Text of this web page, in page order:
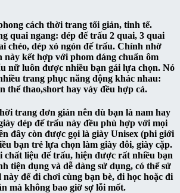
cách thời trang tối giản, tinh tế.
quai ngang: dép đế trấu 2 quai, 3 quai
chéo, dép xỏ ngón đế trấu. Chính nhờ
này kết hợp với phom dáng chuẩn ôm
nữ luôn được nhiều bạn gái lựa chọn. Nó
trang phục năng động khác nhau:
thể thao,short hay váy đều hợp cả.
trang đơn giản nên dù bạn là nam hay
dép đế trấu này đều phù hợp với mọi
đây còn được gọi là giày Unisex (phi giới
bạn trẻ lựa chọn làm giày đôi, giày cặp.
chất liệu đế trấu, hiện được rất nhiều bạn
tiện dụng và dễ dàng sử dụng, có thể sử
để đi chơi cùng bạn bè, đi học hoặc đi
mà không bao giờ sợ lỗi mốt.